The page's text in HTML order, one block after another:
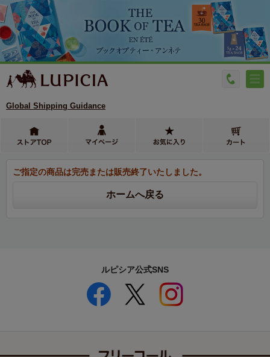
Global Shipping Guidance
ご指定の商品は完売または販売終了いたしました。
ルピシア公式SNS